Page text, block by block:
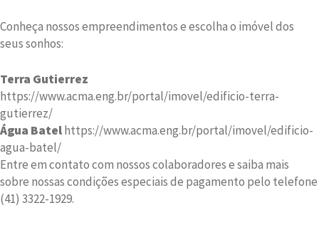
Conheça nossos empreendimentos e escolha o imóvel dos
seus sonhos:
Terra Gutierrez
https://www.acma.eng.br/portal/imovel/edificio-terra-
gutierrez/
Água Batelhttps://www.acma.eng.br/portal/imovel/edificio-
agua-batel/
Entre em contato com nossos colaboradores e saiba mais
sobre nossas condições especiais de pagamento pelo telefone
(41) 3322-1929.